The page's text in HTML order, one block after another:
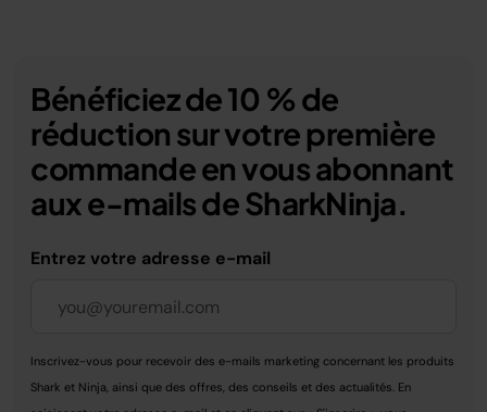
Bénéficiez de 10 % de
réduction sur votre première
commande en vous abonnant
aux e-mails de SharkNinja.
Entrez votre adresse e-mail
Inscrivez-vous pour recevoir des e-mails marketing concernant les produits
Shark et Ninja, ainsi que des offres, des conseils et des actualités. En